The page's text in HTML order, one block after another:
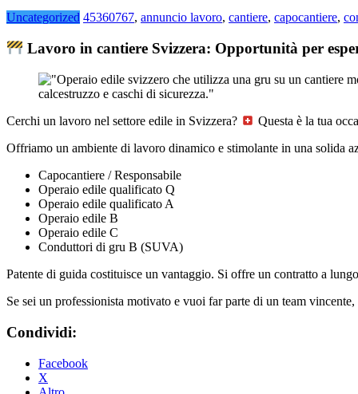
Uncategorized 45360767, annuncio lavoro, cantiere, capocantiere,
Lavoro in cantiere Svizzera: Opportunità per
Cerchi un lavoro nel settore edile in Svizzera?
Questa è la tua
Offriamo un ambiente di lavoro dinamico e stimolante in una solida
Capocantiere / Responsabile
Operaio edile qualificato Q
Operaio edile qualificato A
Operaio edile B
Operaio edile C
Conduttori di gru B (SUVA)
Patente di guida costituisce un vantaggio. Si offre un contratto a
Se sei un professionista motivato e vuoi far parte di un team
Condividi:
Facebook
X